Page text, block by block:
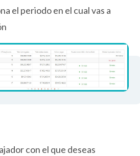
el periodo en el cual vas a
con el que deseas